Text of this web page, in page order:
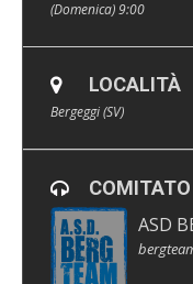
(Domenica) 9:00
LOCALITÀ
Bergeggi (SV)
ASD